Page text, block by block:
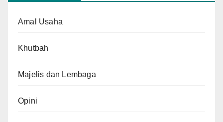
Amal Usaha
Khutbah
Majelis dan Lembaga
Opini